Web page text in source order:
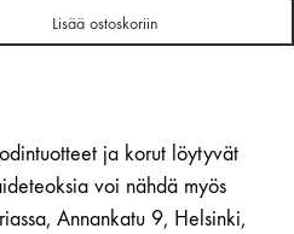
Lisää ostoskoriin
ja korut löytyvät
voi nähdä myös
Annankatu 9, Helsinki,